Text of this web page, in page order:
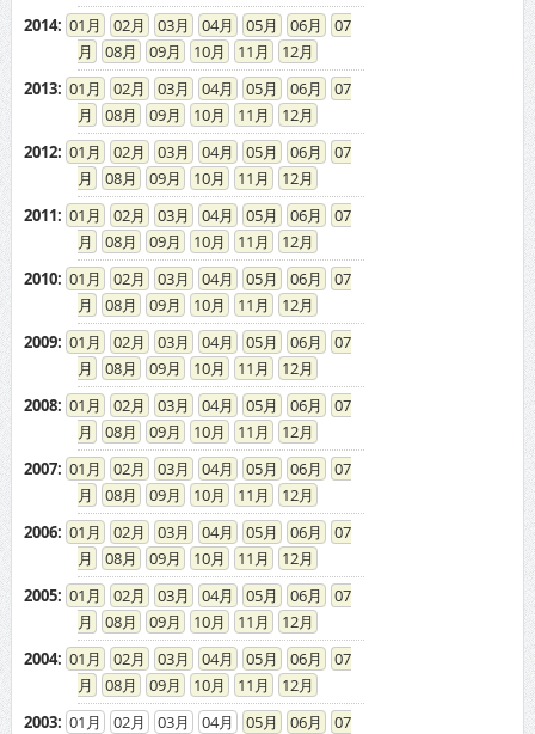
2014: 01 02 03 04 05 06
07
08
09 10 11
12
2013: 01 02 03 04 05 06
07
08
09 10 11
12
2012: 01 02 03 04 05 06
07
08
09 10 11
12
2011: 01 02 03 04 05 06
07
08
09 10 11
12
2010: 01 02 03 04 05 06
07
08
09 10 11
12
2009: 01 02 03 04 05 06
07
08
09 10 11
12
2008: 01 02 03 04 05 06
07
08
09 10 11
12
2007: 01 02 03 04 05 06
07
08
09 10 11
12
2006: 01 02 03 04 05 06
07
08
09 10 11
12
2005: 01 02 03 04 05 06
07
08
09 10 11
12
2004: 01 02 03 04 05 06
07
08
09 10 11
12
2003: 01 02 03 04 05 06
07